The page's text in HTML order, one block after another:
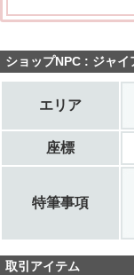
ショップNPC : ジャ
エリア
座標
特筆事項
取引アイテム